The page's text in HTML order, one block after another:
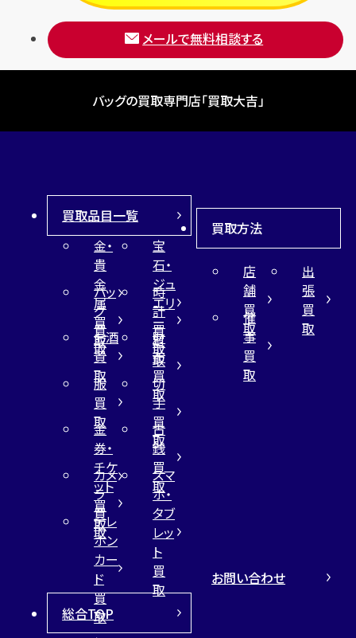
メールで無料相談する
バッグの買取専門店「買取大吉」
買取品目一覧
金・
貴
金
属
買
取
宝
石・
ジュ
エリ
ー
買
取
バッ
グ
買
取
時
計
買
取
お酒
買
取
財
布
買
取
服
買
取
切
手
買
取
金
券・
チケ
ット
買
取
古
銭
買
取
カメ
ラ
買
取
スマ
ホ・
タブ
レッ
ト
買
取
テレ
ホン
カー
ド
買
取
買取方法
店
舗
買
取
出
張
買
取
催
事
買
取
総合TOP
お問い合わせ